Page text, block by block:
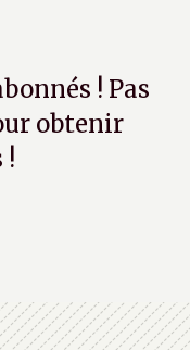
! Pas
obtenir
!